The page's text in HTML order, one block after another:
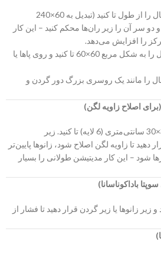
روش اول (ضد لیز خوردن): شال را از طول تا کنید (تبدیل به 60×240
دو سر آن را زیر ران‌ها محکم کنید – این کار
را افزایش می‌دهد.
روش دوم (گرمای بیشتر): شال را به شکل مربع 60×60 تا کنید و روی پاها یا
مانند یک روسری بزرگ دور گردن و
اصلاح زاویه لگن)
شال را به صورت یک مربع 30×30 سانتی‌متری (6 لایه) تا کنید. زیر
تا زاویه لگن اصلاح شود، زانوها پایین‌تر
شود – این کار مدیتیشن طولانی را بسیار
باداکوناسانا)
زانوها یا زیر گردن قرار دهید تا فشار از